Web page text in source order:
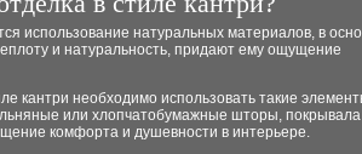
использование натуральных материалов, в
и натуральность, придают ему ощущение
кантри необходимо использовать такие
или хлопчатобумажные шторы, покрывала
комфорта и душевности в интерьере.